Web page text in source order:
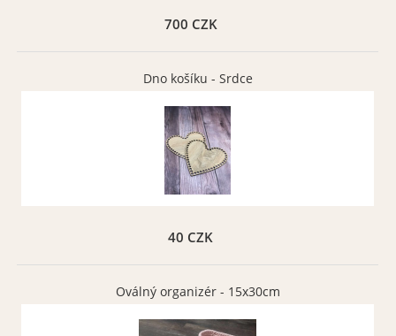
700 CZK
Dno košíku - Srdce
40 CZK
Oválný organizér - 15x30cm